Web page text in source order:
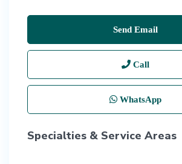
Send Email
Call
WhatsApp
Specialties & Service Areas